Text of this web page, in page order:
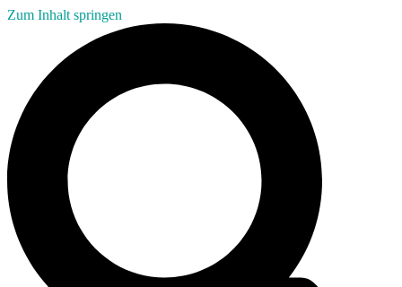
Zum Inhalt springen